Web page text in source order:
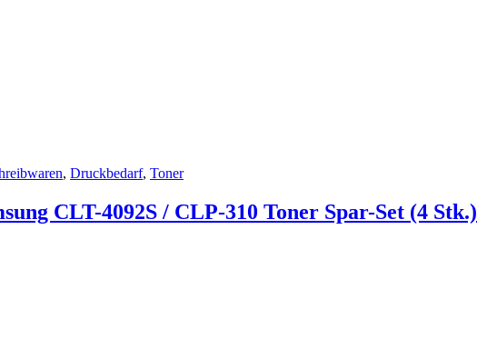
, Druckbedarf, Toner
CLT-4092S / CLP-310 Toner Spar-Set (4 Stk.)